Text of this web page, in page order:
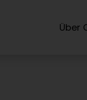
Über